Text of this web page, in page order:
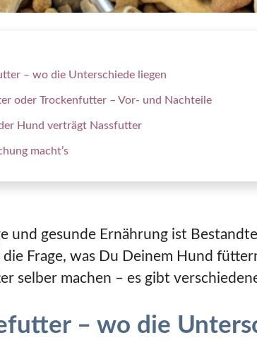
– wo die Unterschiede liegen
oder Trockenfutter – Vor- und Nachteile
Hund verträgt Nassfutter
macht’s
und gesunde Ernährung ist
Frage, was Du Deinem Hund
selber machen – es gibt
– wo die